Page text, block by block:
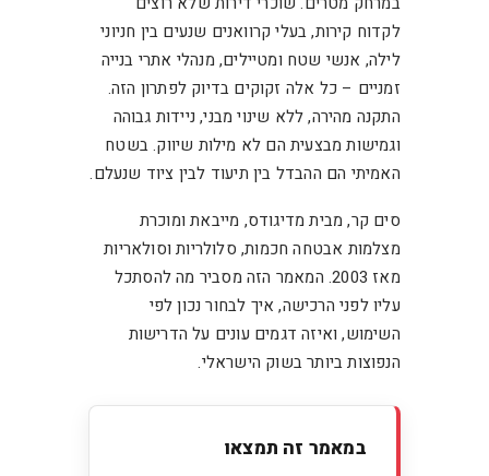
לקדוח קירות, בעלי קרוואנים שנעים בין חניוני
לילה, אנשי שטח ומטיילים, מנהלי אתרי בנייה
זמניים – כל אלה זקוקים בדיוק לפתרון הזה.
התקנה מהירה, ללא שינוי מבני, ניידות גבוהה
וגמישות מבצעית הם לא מילות שיווק. בשטח
האמיתי הם ההבדל בין תיעוד לבין ציוד שנעלם.
סים קר, מבית מדיגודס, מייבאת ומוכרת
מצלמות אבטחה חכמות, סלולריות וסולאריות
מאז 2003. המאמר הזה מסביר מה להסתכל
עליו לפני הרכישה, איך לבחור נכון לפי
השימוש, ואיזה דגמים עונים על הדרישות
הנפוצות ביותר בשוק הישראלי.
במאמר זה תמצאו